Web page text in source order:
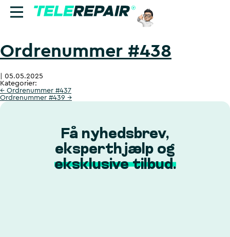
Reparation
Sælg
Find butik
Ring til os:
+45 70 60 55 90
Ordrenummer #438
05.05.2025
Kategorier:
← Ordrenummer #437
Ordrenummer #439 →
Få nyhedsbrev,
eksperthjælp og
eksklusive tilbud.